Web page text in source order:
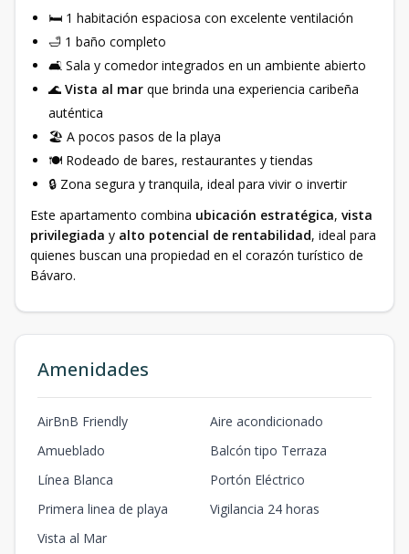
🛏️ 1 habitación espaciosa con excelente ventilación
🛁 1 baño completo
🛋️ Sala y comedor integrados en un ambiente abierto
🌊 Vista al mar que brinda una experiencia caribeña
auténtica
🏖️ A pocos pasos de la playa
🍽️ Rodeado de bares, restaurantes y tiendas
🔒 Zona segura y tranquila, ideal para vivir o invertir
Este apartamento combina ubicación estratégica, vista
privilegiada y alto potencial de rentabilidad, ideal para
quienes buscan una propiedad en el corazón turístico de
Bávaro.
Amenidades
AirBnB Friendly
Aire acondicionado
Amueblado
Balcón tipo Terraza
Línea Blanca
Portón Eléctrico
Primera linea de playa
Vigilancia 24 horas
Vista al Mar